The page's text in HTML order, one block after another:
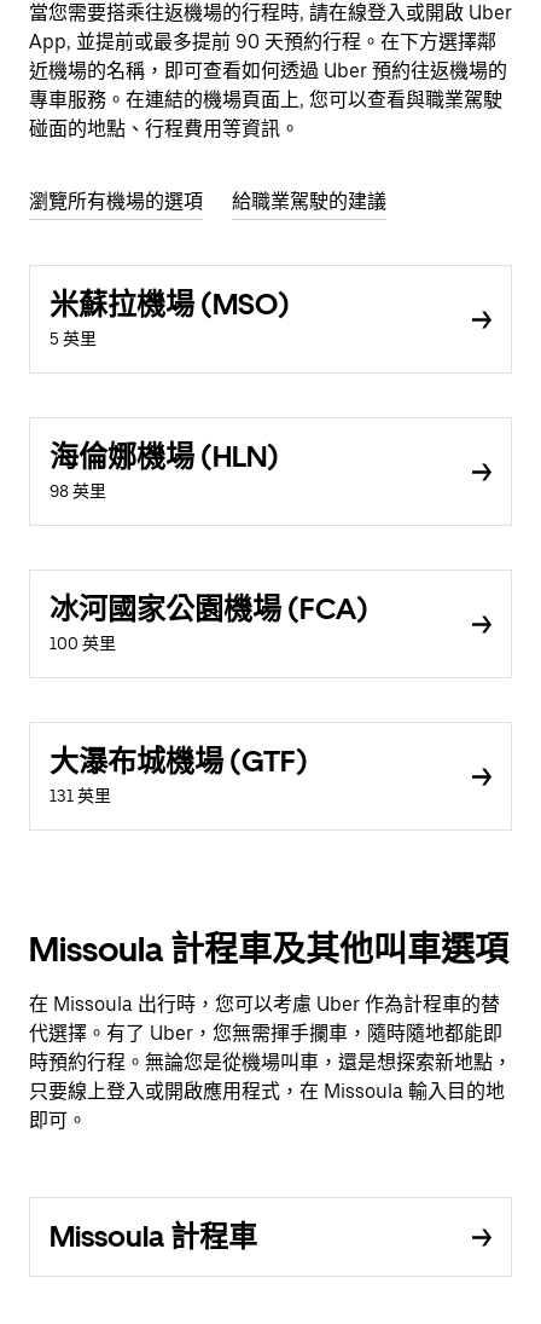
當您需要搭乘往返機場的行程時, 請在線登入或開啟 Uber
App, 並提前或最多提前 90 天預約行程。在下方選擇鄰
近機場的名稱，即可查看如何透過 Uber 預約往返機場的
專車服務。在連結的機場頁面上, 您可以查看與職業駕駛
碰面的地點、行程費用等資訊。
瀏覽所有機場的選項 給職業駕駛的建議
米蘇拉機場 (MSO)
5 英里
海倫娜機場 (HLN)
98 英里
冰河國家公園機場 (FCA)
100 英里
大瀑布城機場 (GTF)
131 英里
Missoula 計程車及其他叫車選項
在 Missoula 出行時，您可以考慮 Uber 作為計程車的替
代選擇。有了 Uber，您無需揮手攔車，隨時隨地都能即
時預約行程。無論您是從機場叫車，還是想探索新地點，
只要線上登入或開啟應用程式，在 Missoula 輸入目的地
即可。
Missoula 計程車